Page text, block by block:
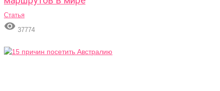
Статья
 37774